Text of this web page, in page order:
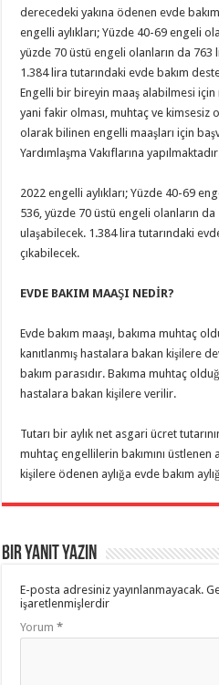
derecedeki yakına ödenen evde
engelli aylıkları; Yüzde 40-69 engeli
yüzde 70 üstü engeli olanların da
1.384 lira tutarındaki evde bakım
Engelli bir bireyin maaş alabilmesi
yani fakir olması, muhtaç ve kimsesiz
olarak bilinen engelli maaşları için
Yardımlaşma Vakıflarına
2022 engelli aylıkları; Yüzde 40-69
536, yüzde 70 üstü engeli olanların
ulaşabilecek. 1.384 lira tutarındaki
çıkabilecek.
EVDE BAKIM MAAŞI NEDİR?
Evde bakım maaşı, bakıma muhtaç
kanıtlanmış hastalara bakan kişilere
bakım parasıdır. Bakıma muhtaç
hastalara bakan kişilere verilir.
Tutarı bir aylık net asgari ücret
muhtaç engellilerin bakımını üstlenen
kişilere ödenen aylığa evde bakım
Bir yanıt yazın
E-posta adresiniz yayınlanmayacak.
işaretlenmişlerdir
Yorum*